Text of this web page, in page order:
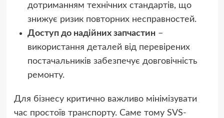
дотриманням технічних стандартів, що
знижує ризик повторних несправностей.
Доступ до надійних запчастин–
використання деталей від перевірених
постачальників забезпечує довговічність
ремонту.
Для бізнесу критично важливо мінімізувати
час простоїв транспорту. Саме тому SVS-